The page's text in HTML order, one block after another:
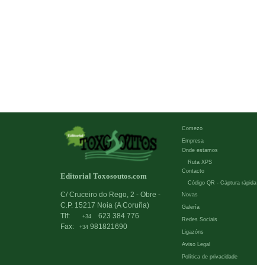
Editorial Toxosoutos.com
C/ Cruceiro do Rego, 2 - Obre -
C.P. 15217 Noia (A Coruña)
Tlf:
+34
623 384 776
Fax:
+34 981821690
Comezo
Empresa
Onde estamos
Ruta XPS
Contacto
Código QR - Cáptura rápida
Novas
Galería
Redes Sociais
Ligazóns
Aviso Legal
Política de privacidade